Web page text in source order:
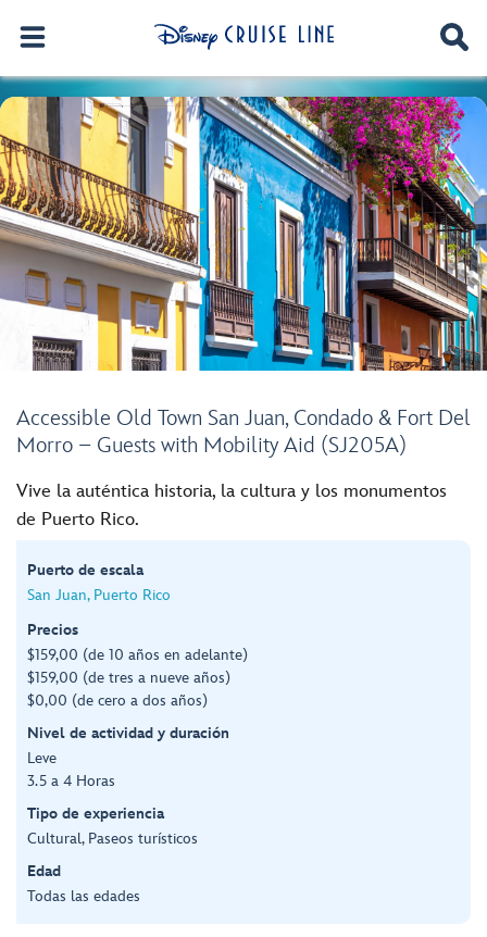
Accessible Old Town San Juan, Condado & Fort Del
Morro – Guests with Mobility Aid (SJ205A)
Vive la auténtica historia, la cultura y los monumentos
de Puerto Rico.
Puerto de escala
San Juan, Puerto Rico
Precios
$159,00 (de 10 años en adelante)
$159,00 (de tres a nueve años)
$0,00 (de cero a dos años)
Nivel de actividad y duración
Leve
3.5 a 4 Horas
Tipo de experiencia
Cultural, Paseos turísticos
Edad
Todas las edades